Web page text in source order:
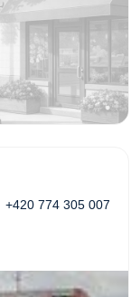
+420 774 305 007